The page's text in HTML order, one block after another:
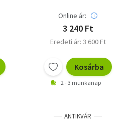
Online ár:
3 240 Ft
Eredeti ár: 3 600 Ft
Kosárba
2 - 3 munkanap
ANTIKVÁR